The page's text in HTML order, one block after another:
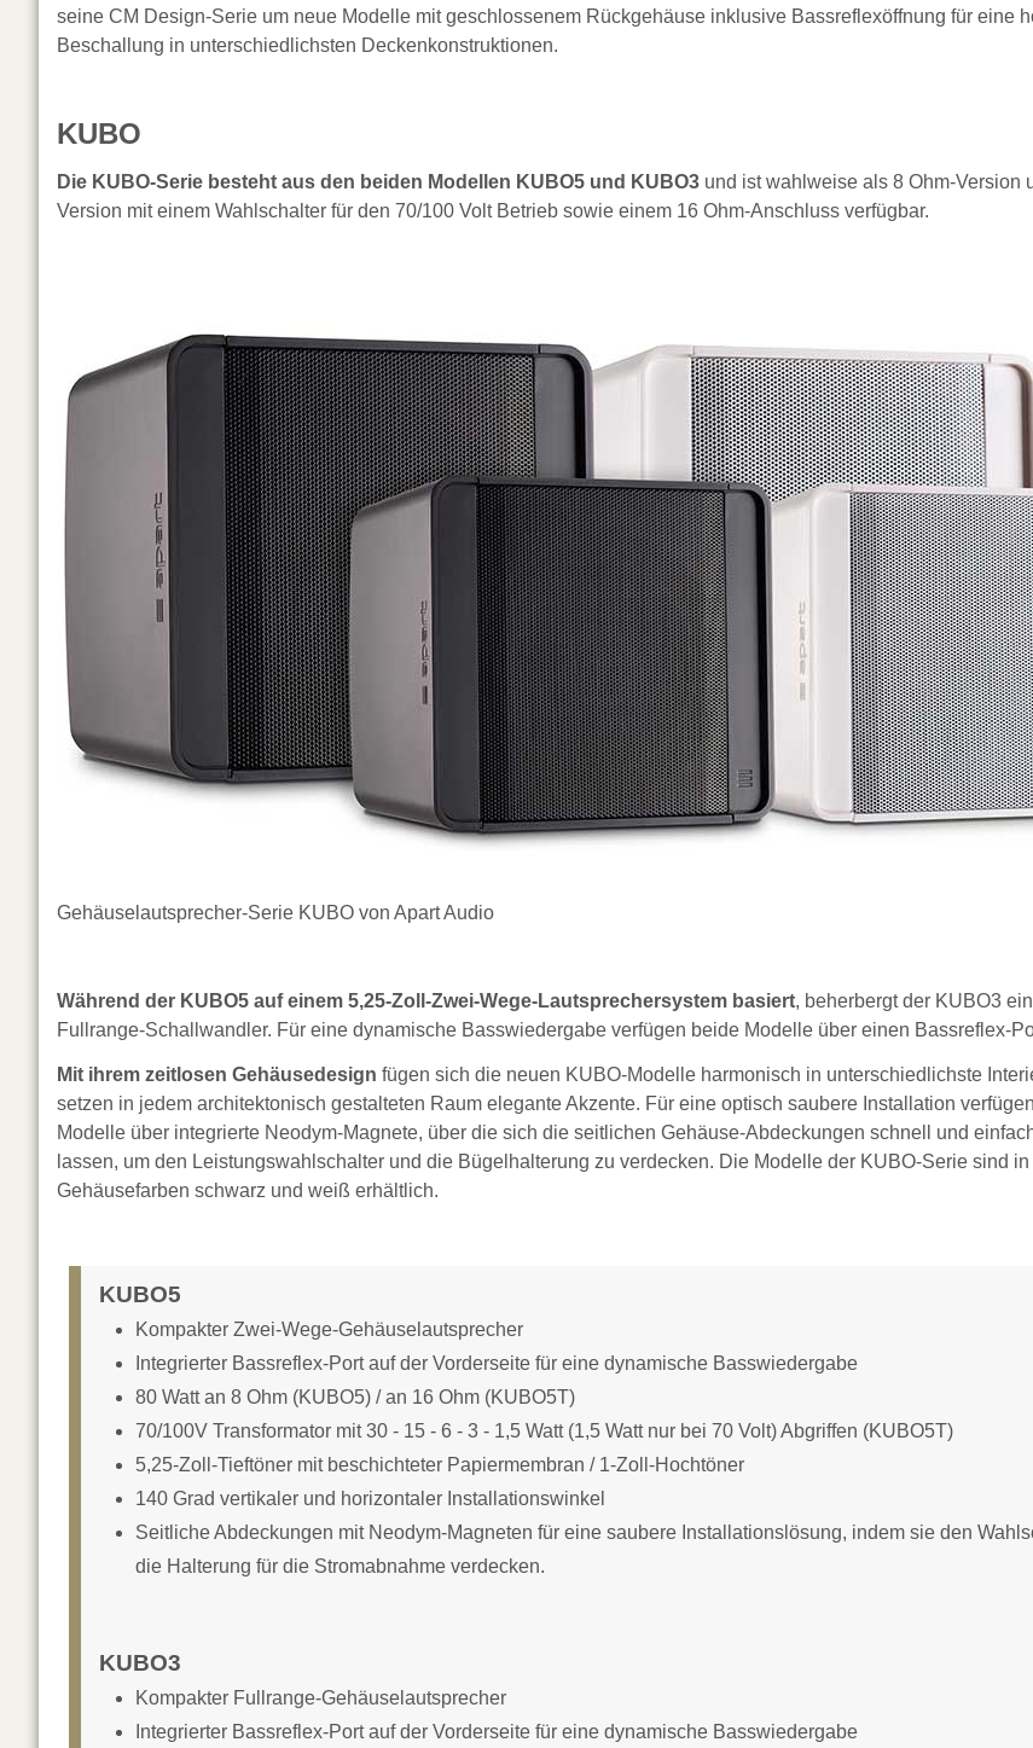
seine CM Design-Serie um neue Modelle mit geschlossenem Rückgehäuse inklusive Bassreflexöffnung für eine
Beschallung in unterschiedlichsten Deckenkonstruktionen.
KUBO
Die KUBO-Serie besteht aus den beiden Modellen KUBO5 und KUBO3 und ist wahlweise als 8 Ohm-Version
Version mit einem Wahlschalter für den 70/100 Volt Betrieb sowie einem 16 Ohm-Anschluss verfügbar.
Gehäuselautsprecher-Serie KUBO von Apart Audio
Während der KUBO5 auf einem 5,25-Zoll-Zwei-Wege-Lautsprechersystem basiert, beherbergt der KUBO3
Fullrange-Schallwandler. Für eine dynamische Basswiedergabe verfügen beide Modelle über einen Bassreflex-
Mit ihrem zeitlosen Gehäusedesign fügen sich die neuen KUBO-Modelle harmonisch in unterschiedlichste
setzen in jedem architektonisch gestalteten Raum elegante Akzente. Für eine optisch saubere Installation
Modelle über integrierte Neodym-Magnete, über die sich die seitlichen Gehäuse-Abdeckungen schnell und
lassen, um den Leistungswahlschalter und die Bügelhalterung zu verdecken. Die Modelle der KUBO-Serie sind in
Gehäusefarben schwarz und weiß erhältlich.
KUBO5
Kompakter Zwei-Wege-Gehäuselautsprecher
Integrierter Bassreflex-Port auf der Vorderseite für eine dynamische Basswiedergabe
80 Watt an 8 Ohm (KUBO5) / an 16 Ohm (KUBO5T)
70/100V Transformator mit 30 - 15 - 6 - 3 - 1,5 Watt (1,5 Watt nur bei 70 Volt) Abgriffen (KUBO5T)
5,25-Zoll-Tieftöner mit beschichteter Papiermembran / 1-Zoll-Hochtöner
140 Grad vertikaler und horizontaler Installationswinkel
Seitliche Abdeckungen mit Neodym-Magneten für eine saubere Installationslösung, indem sie den
die Halterung für die Stromabnahme verdecken.
KUBO3
Kompakter Fullrange-Gehäuselautsprecher
Integrierter Bassreflex-Port auf der Vorderseite für eine dynamische Basswiedergabe